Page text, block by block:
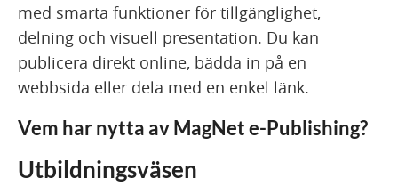
med smarta funktioner för tillgänglighet,
delning och visuell presentation. Du kan
publicera direkt online, bädda in på en
webbsida eller dela med en enkel länk.
Vem har nytta av MagNet e-Publishing?
Utbildningsväsen